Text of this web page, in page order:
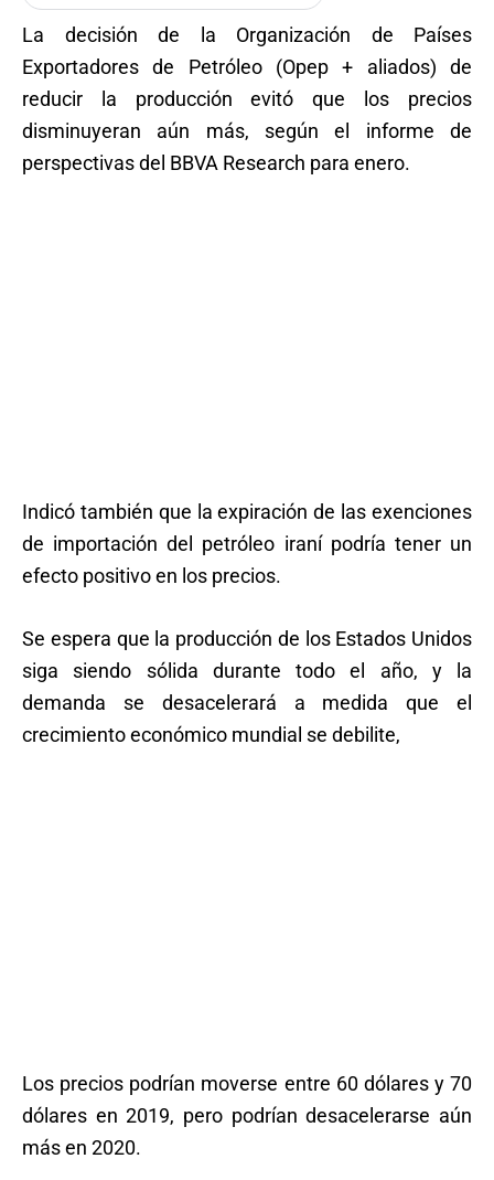
La decisión de la Organización de Países
Exportadores de Petróleo (Opep + aliados) de
reducir la producción evitó que los precios
disminuyeran aún más, según el informe de
perspectivas del BBVA Research para enero.
Indicó también que la expiración de las exenciones
de importación del petróleo iraní podría tener un
efecto positivo en los precios.
Se espera que la producción de los Estados Unidos
siga siendo sólida durante todo el año, y la
demanda se desacelerará a medida que el
crecimiento económico mundial se debilite,
Los precios podrían moverse entre 60 dólares y 70
dólares en 2019, pero podrían desacelerarse aún
más en 2020.